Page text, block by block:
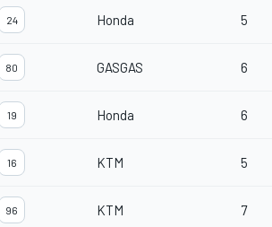
24 Honda 5
80 GASGAS 6
19 Honda 6
16 KTM 5
96 KTM 7